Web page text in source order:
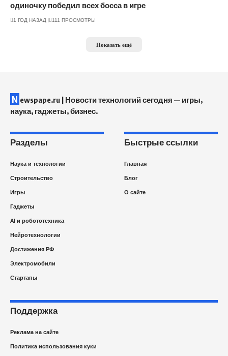
одиночку победил всех босса в игре
1 ГОД НАЗАД 111 ПРОСМОТРЫ
Показать ещё
N ewspape.ru | Новости технологий сегодня — игры,
наука, гаджеты, бизнес.
Разделы
Наука и технологии
Строительство
Игры
Гаджеты
AI и робототехника
Нейротехнологии
Достижения РФ
Электромобили
Стартапы
Быстрые ссылки
Главная
Блог
О сайте
Поддержка
Реклама на сайте
Политика использования куки